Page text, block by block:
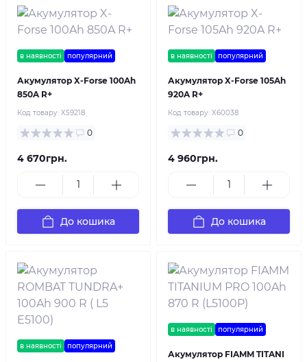
в наявності популярний
Акумулятор X-Forse 100Ah
850A R+
Код товару: X59218
0
4 670грн.
До кошика
в наявності популярний
Акумулятор X-Forse 105Ah
920A R+
Код товару: X60038
0
4 960грн.
До кошика
в наявності популярний
в наявності популярний
Акумулятор FIAMM TITANI